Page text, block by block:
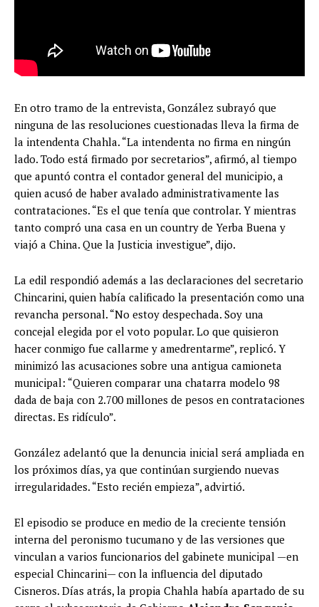
En otro tramo de la entrevista, González subrayó que
ninguna de las resoluciones cuestionadas lleva la firma de
la intendenta Chahla. “La intendenta no firma en ningún
lado. Todo está firmado por secretarios”, afirmó, al tiempo
que apuntó contra el contador general del municipio, a
quien acusó de haber avalado administrativamente las
contrataciones. “Es el que tenía que controlar. Y mientras
tanto compró una casa en un country de Yerba Buena y
viajó a China. Que la Justicia investigue”, dijo.
La edil respondió además a las declaraciones del secretario
Chincarini, quien había calificado la presentación como una
revancha personal. “No estoy despechada. Soy una
concejal elegida por el voto popular. Lo que quisieron
hacer conmigo fue callarme y amedrentarme”, replicó. Y
minimizó las acusaciones sobre una antigua camioneta
municipal: “Quieren comparar una chatarra modelo 98
dada de baja con 2.700 millones de pesos en contrataciones
directas. Es ridículo”.
González adelantó que la denuncia inicial será ampliada en
los próximos días, ya que continúan surgiendo nuevas
irregularidades. “Esto recién empieza”, advirtió.
El episodio se produce en medio de la creciente tensión
interna del peronismo tucumano y de las versiones que
vinculan a varios funcionarios del gabinete municipal —en
especial Chincarini— con la influencia del diputado
Cisneros. Días atrás, la propia Chahla había apartado de su